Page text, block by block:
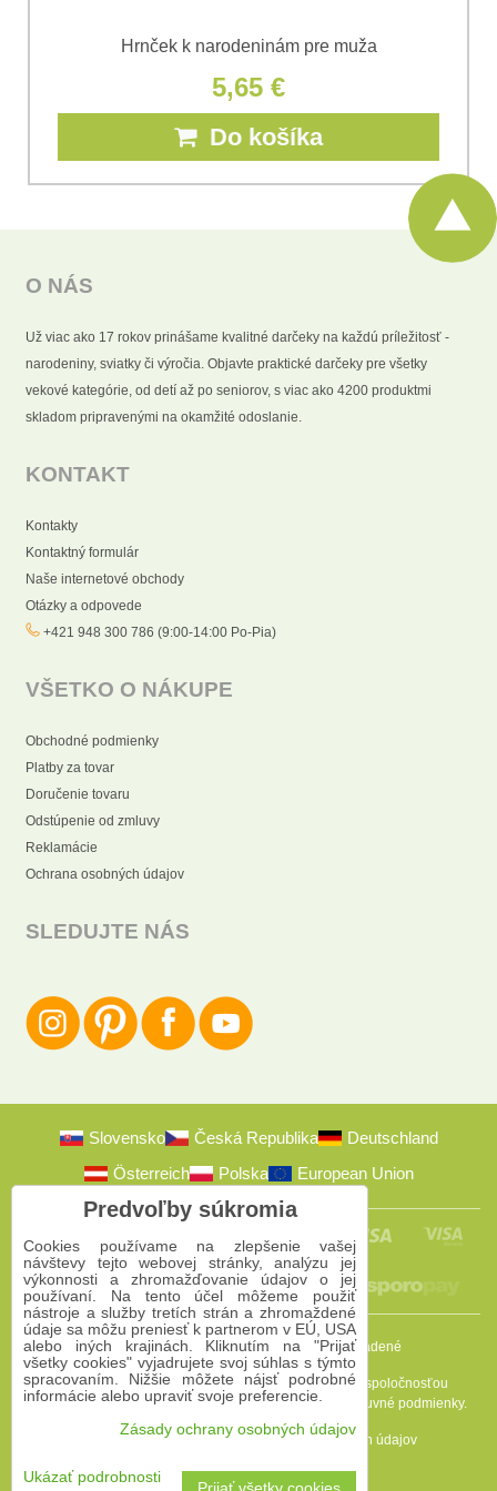
Hrnček k narodeninám pre muža
5,65 €
Do košíka
O NÁS
Už viac ako 17 rokov prinášame kvalitné darčeky na každú príležitosť -
narodeniny, sviatky či výročia. Objavte praktické darčeky pre všetky
vekové kategórie, od detí až po seniorov, s viac ako 4200 produktmi
skladom pripravenými na okamžité odoslanie.
KONTAKT
Kontakty
Kontaktný formulár
Naše internetové obchody
Otázky a odpovede
+421 948 300 786 (9:00-14:00 Po-Pia)
VŠETKO O NÁKUPE
Obchodné podmienky
Platby za tovar
Doručenie tovaru
Odstúpenie od zmluvy
Reklamácie
Ochrana osobných údajov
SLEDUJTE NÁS
Slovensko Česká Republika
Deutschland
Österreich
Polska European Union
2009-2026 © Bomba s.r.o.Všetky práva vyhradené
Táto stránka je chránená programom reCAPTCHA a spoločnosťou
Google. PlatiaPravidlá ochrany osobných údajov Zmluvné podmienky.
Predvoľby súkromia
Zásady ochrany osobných údajov
Predvoľby súkromia
Cookies používame na zlepšenie vašej
návštevy tejto webovej stránky, analýzu jej
výkonnosti a zhromažďovanie údajov o jej
používaní. Na tento účel môžeme použiť
nástroje a služby tretích strán a zhromaždené
údaje sa môžu preniesť k partnerom v EÚ, USA
alebo iných krajinách. Kliknutím na "Prijať
všetky cookies" vyjadrujete svoj súhlas s týmto
spracovaním. Nižšie môžete nájsť podrobné
informácie alebo upraviť svoje preferencie.
Zásady ochrany osobných údajov
Ukázať podrobnosti